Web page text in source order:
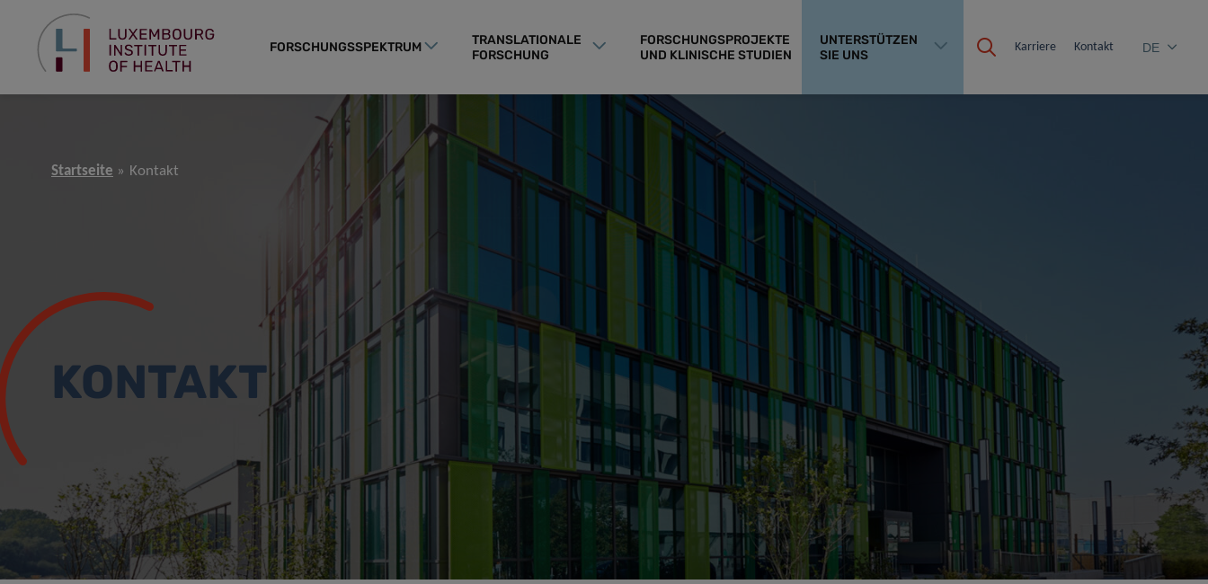
FORSCHUNGSSPEKTRUM
TRANSLATIONALE
FORSCHUNG
FORSCHUNGSPROJEKTE
UND KLINISCHE STUDIEN
UNTERSTÜTZEN
SIE UNS
Karriere Kontakt DE
Startseite Kontakt
KONTAKT